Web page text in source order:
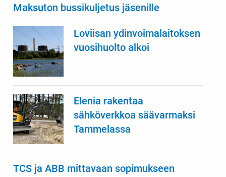
Maksuton bussikuljetus jäsenille
Loviisan ydinvoimalaitoksen
vuosihuolto alkoi
Elenia rakentaa
sähköverkkoa säävarmaksi
Tammelassa
TCS ja ABB mittavaan sopimukseen